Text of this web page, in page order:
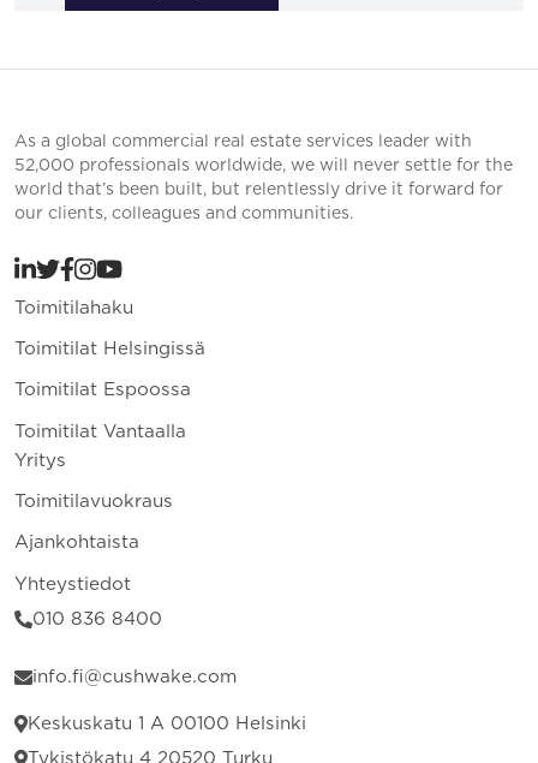
As a global commercial real estate services leader with
52,000 professionals worldwide, we will never settle for the
world that’s been built, but relentlessly drive it forward for
our clients, colleagues and communities.
Toimitilahaku
Toimitilat Helsingissä
Toimitilat Espoossa
Toimitilat Vantaalla
Yritys
Toimitilavuokraus
Ajankohtaista
Yhteystiedot
010 836 8400
info.fi@cushwake.com
Keskuskatu 1 A 00100 Helsinki
Tykistökatu 4 20520 Turku